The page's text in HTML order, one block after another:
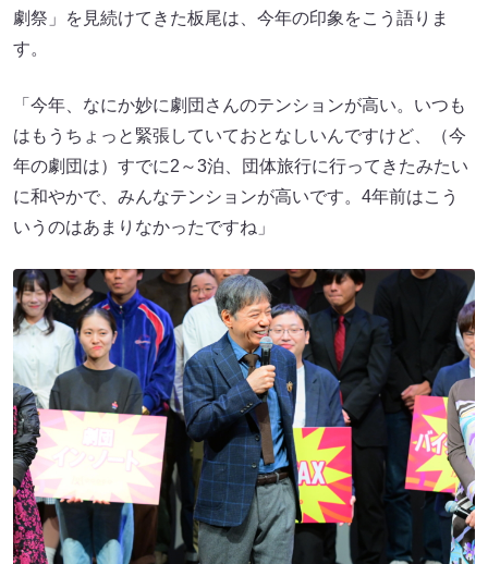
劇祭」を見続けてきた板尾は、今年の印象をこう語りま
す。
「今年、なにか妙に劇団さんのテンションが高い。いつも
はもうちょっと緊張していておとなしいんですけど、（今
年の劇団は）すでに2～3泊、団体旅行に行ってきたみたい
に和やかで、みんなテンションが高いです。4年前はこう
いうのはあまりなかったですね」